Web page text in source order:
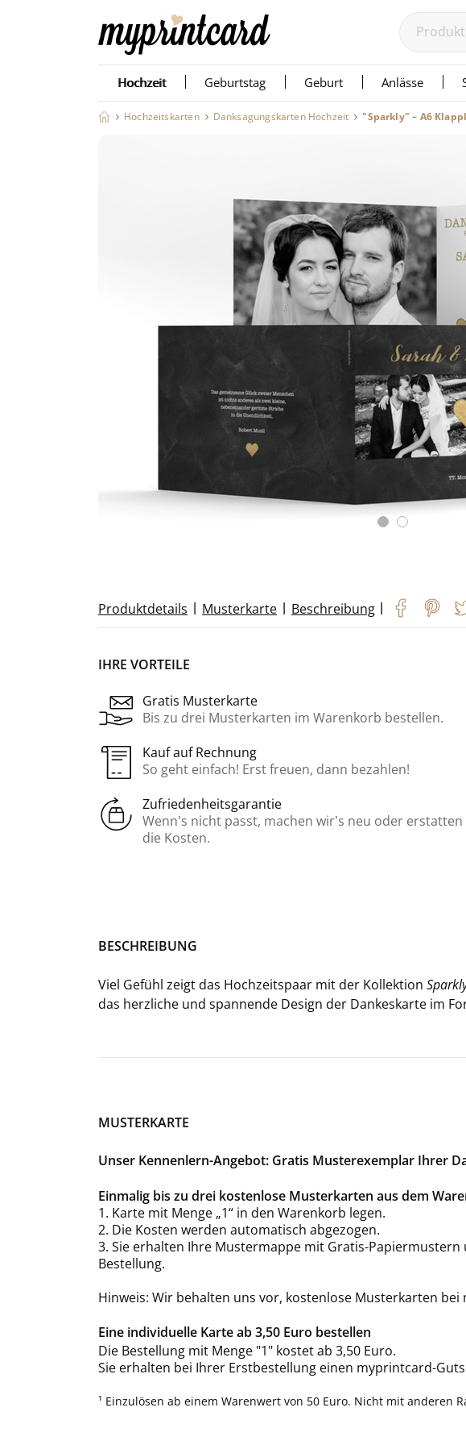
Hochzeit Geburtstag Geburt Anlässe
Hochzeitskarten Danksagungskarten Hochzeit "Sparkly" – A6
Produktdetails | Musterkarte | Beschreibung |
IHRE VORTEILE
Gratis Musterkarte
Bis zu drei Musterkarten im Warenkorb bestellen.
Kauf auf Rechnung
So geht einfach! Erst freuen, dann bezahlen!
Zufriedenheitsgarantie
Wenn’s nicht passt, machen wir’s neu oder erstatten
die Kosten.
BE­SCHREI­BUNG
Viel Ge­fühl zeigt das Hoch­zeits­paar mit der Kol­lek­ti­on
das herz­li­che und span­nen­de De­sign der Dan­kes­kar­te im
MUSTERKARTE
Unser Kennenlern-Angebot: Gratis Musterexemplar Ihrer
Einmalig bis zu drei kostenlose Musterkarten aus dem
1. Karte mit Menge „1“ in den Warenkorb legen.
2. Die Kosten werden automatisch abgezogen.
3. Sie erhalten Ihre Mustermappe mit Gratis-
Bestellung.
Hinweis: Wir behalten uns vor, kostenlose Musterkarten
Eine individuelle Karte ab 3,50 Euro bestellen
Die Bestellung mit Menge "1" kostet ab 3,50 Euro.
Sie erhalten bei Ihrer Erstbestellung einen myprintcard-
¹ Einzulösen ab einem Warenwert von 50 Euro. Nicht mit anderen